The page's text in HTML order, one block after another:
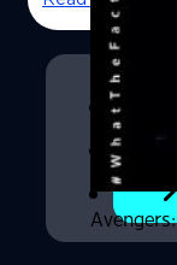
ชมเข้าไปชมใน
สูงสุดตลอดกา
(เว้นแต่ Avatar
ตอนนี้ที่มีโอกา
10 เรื่องราว
จะพลาดรายล
ยังไม่เคยรู้มา
ดูเรื่องนี้กันไป
เรื่องราวไหนที่
1
2